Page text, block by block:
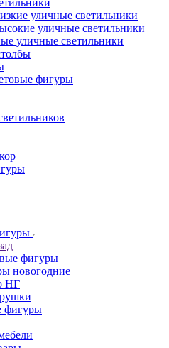
уличные светильники
уличные светильники
уличные светильники
фигуры
фигуры
новогодние
НГ
фигуры